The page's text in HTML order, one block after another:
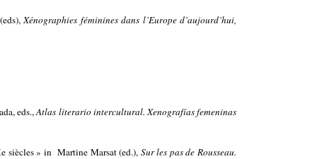
Xénographies féminines dans l’Europe d’aujourd’hui,
eds.,Atlas literario intercultural. Xenografías femeninas
siècles » in Martine Marsat (ed.), Sur les pas de Rousseau.